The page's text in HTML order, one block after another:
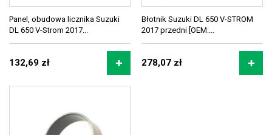
Panel, obudowa licznika Suzuki
DL 650 V-Strom 2017...
132,69 zł
Błotnik Suzuki DL 650 V-STROM
2017 przedni [OEM:...
278,07 zł